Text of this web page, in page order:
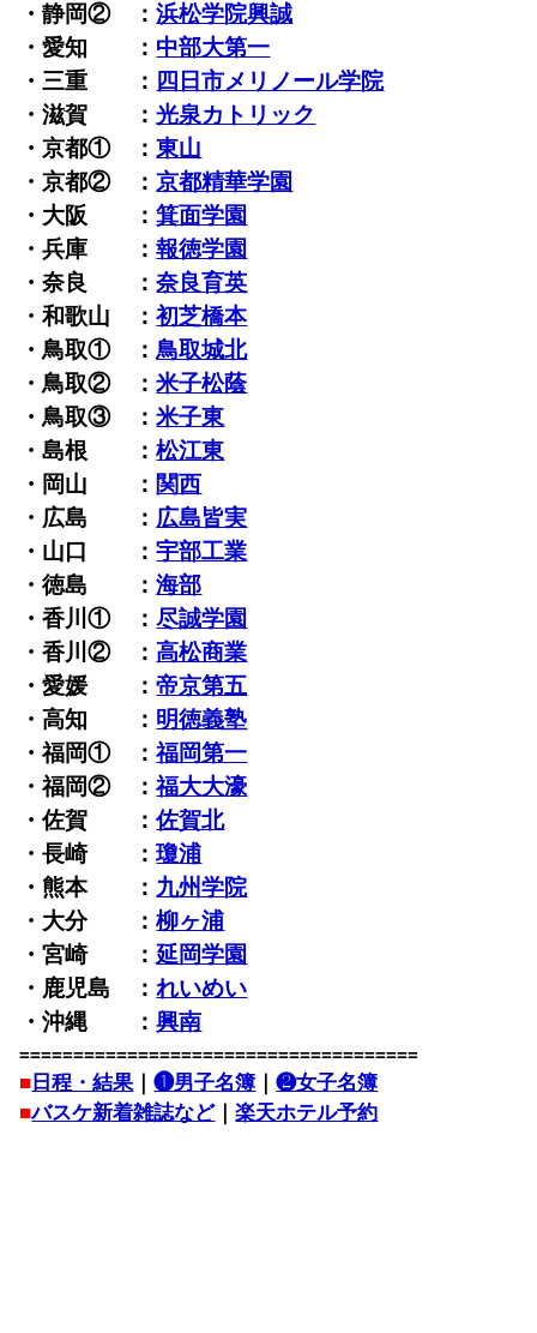
・静岡② ：浜松学院興誠
・愛知 ： 中部大第一
・三重 ： 四日市メリノール学院
・滋賀 ：光泉カトリック
・京都① ：東山
・京都② ：京都精華学園
・大阪 ：箕面学園
・兵庫 ：報徳学園
・奈良 ：奈良育英
・和歌山 ：初芝橋本
・鳥取① ： 鳥取城北
・鳥取② ：米子松蔭
・鳥取③ ：米子東
・島根 ：松江東
・岡山 ： 関西
・広島 ： 広島皆実
・山口 ：宇部工業
・徳島 ：海部
・香川① ：尽誠学園
・香川② ：高松商業
・愛媛 ：帝京第五
・高知 ： 明徳義塾
・福岡① ：福岡第一
・福岡② ：福大大濠
・佐賀 ：佐賀北
・長崎 ：瓊浦
・熊本 ： 九州学院
・大分 ：柳ヶ浦
・宮崎 ： 延岡学園
・鹿児島 ：れいめい
・沖縄 ：興南
=====================================
■ 日程・結果｜❶男子名簿 ｜❷女子名簿
■バスケ新着雑誌など｜楽天ホテル予約